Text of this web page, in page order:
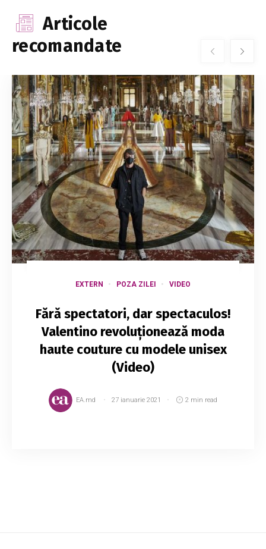
Articole
recomandate
EXTERN POZA ZILEI VIDEO
Fără spectatori, dar spectaculos!
Valentino revoluționează moda
haute couture cu modele unisex
(Video)
EA.md 27 ianuarie 2021 2 min read